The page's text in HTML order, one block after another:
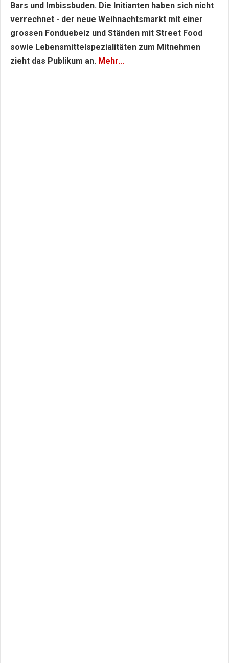
Bars und Imbissbuden. Die Initianten haben sich nicht
verrechnet - der neue Weihnachtsmarkt mit einer
grossen Fonduebeiz und Ständen mit Street Food
sowie Lebensmittelspezialitäten zum Mitnehmen
zieht das Publikum an. Mehr...